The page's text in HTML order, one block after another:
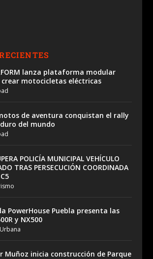
lanza plataforma modular
motocicletas eléctricas
de aventura conquistan el rally
del mundo
POLICÍA MUNICIPAL VEHÍCULO
TRAS PERSECUCIÓN COORDINADA
PowerHouse Puebla presenta las
y NX500
Muñoz inicia construcción de Parque